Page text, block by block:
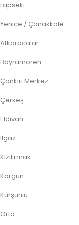
Lapseki
Yenice / Çanakkale
Atkaracalar
Bayramören
Çankırı Merkez
Çerkeş
Eldivan
Ilgaz
Kızılırmak
Korgun
Kurşunlu
Orta